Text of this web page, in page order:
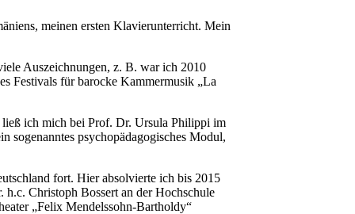
meinen ersten Klavierunterricht. Mein
Auszeichnungen, z. B. war ich 2010
Festivals für barocke Kammermusik „La
ich mich bei Prof. Dr. Ursula Philippi im
sogenanntes psychopädagogisches Modul,
fort. Hier absolvierte ich bis 2015
Christoph Bossert an der Hochschule
„Felix Mendelssohn-Bartholdy“